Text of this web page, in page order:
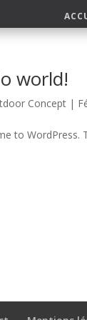
world!
Concept |
to WordPress.